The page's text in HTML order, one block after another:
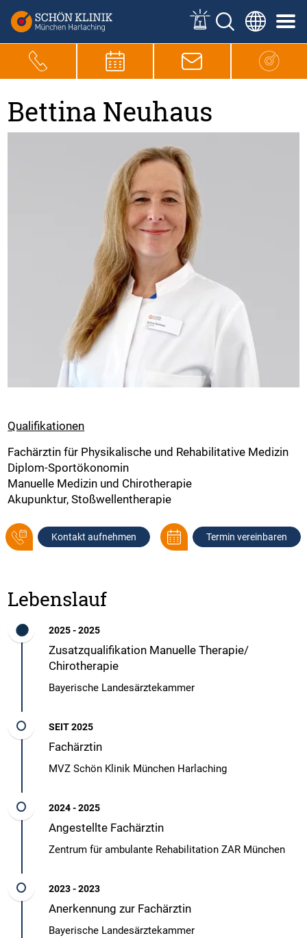
Bettina Neuhaus
Qualifikationen
Fachärztin für Physikalische und Rehabilitative Medizin
Diplom-Sportökonomin
Manuelle Medizin und Chirotherapie
Akupunktur, Stoßwellentherapie
Kontakt aufnehmen Termin vereinbaren
Lebenslauf
2025 - 2025
Zusatzqualifikation Manuelle Therapie/
Chirotherapie
Bayerische Landesärztekammer
SEIT 2025
Fachärztin
MVZ Schön Klinik München Harlaching
2024 - 2025
Angestellte Fachärztin
Zentrum für ambulante Rehabilitation ZAR München
2023 - 2023
Anerkennung zur Fachärztin
Bayerische Landesärztekammer